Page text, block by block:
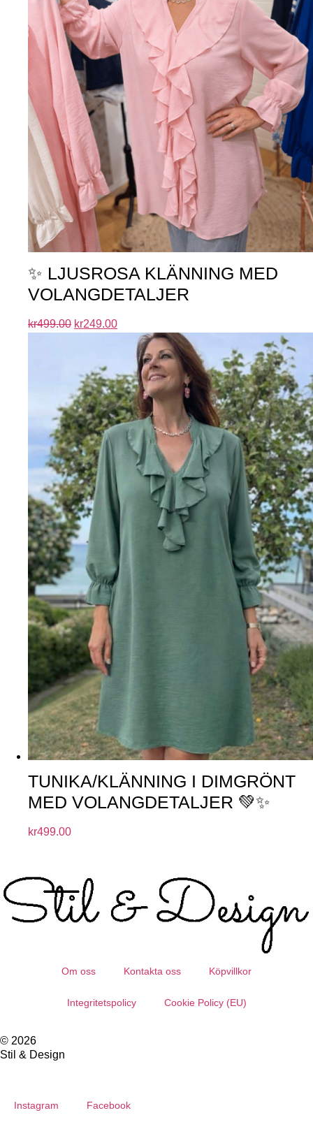
✨ LJUSROSA KLÄNNING MED
VOLANGDETALJER
kr499.00 kr249.00
TUNIKA/KLÄNNING I DIMGRÖNT
MED VOLANGDETALJER 💚✨
kr499.00
Om oss Kontakta oss Köpvillkor
Integritetspolicy Cookie Policy (EU)
© 2026
Stil & Design
Instagram Facebook